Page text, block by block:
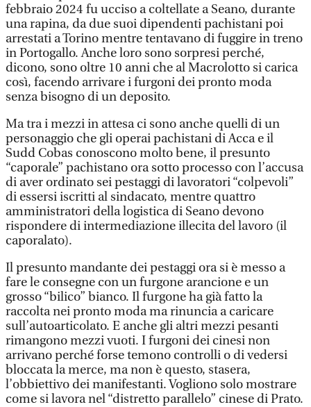
febbraio 2024 fu ucciso a coltellate a Seano, durante
una rapina, da due suoi dipendenti pachistani poi
arrestati a Torino mentre tentavano di fuggire in treno
in Portogallo. Anche loro sono sorpresi perché,
dicono, sono oltre 10 anni che al Macrolotto si carica
così, facendo arrivare i furgoni dei pronto moda
senza bisogno di un deposito.
Ma tra i mezzi in attesa ci sono anche quelli di un
personaggio che gli operai pachistani di Acca e il
Sudd Cobas conoscono molto bene, il presunto
“caporale” pachistano ora sotto processo con l’accusa
di aver ordinato sei pestaggi di lavoratori “colpevoli”
di essersi iscritti al sindacato, mentre quattro
amministratori della logistica di Seano devono
rispondere di intermediazione illecita del lavoro (il
caporalato).
Il presunto mandante dei pestaggi ora si è messo a
fare le consegne con un furgone arancione e un
grosso “bilico” bianco. Il furgone ha già fatto la
raccolta nei pronto moda ma rinuncia a caricare
sull’autoarticolato. E anche gli altri mezzi pesanti
rimangono mezzi vuoti. I furgoni dei cinesi non
arrivano perché forse temono controlli o di vedersi
bloccata la merce, ma non è questo, stasera,
l’obbiettivo dei manifestanti. Vogliono solo mostrare
come si lavora nel “distretto parallelo” cinese di Prato.